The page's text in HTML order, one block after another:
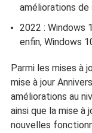
améliorations
2022 : Windows
enfin, Windows
Parmi les mises à
mise à jour
améliorations au
ainsi que la mise à
nouvelles